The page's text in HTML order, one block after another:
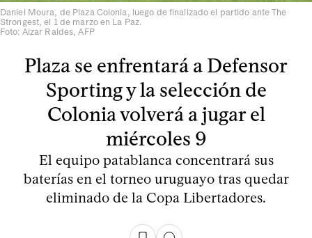
Daniel Moura, de Plaza Colonia, luego de finalizado el partido ante The
Strongest, el 1 de marzo en La Paz.
Foto: Aizar Raldes, AFP
Plaza se enfrentará a Defensor
Sporting y la selección de
Colonia volverá a jugar el
miércoles 9
El equipo patablanca concentrará sus
baterías en el torneo uruguayo tras quedar
eliminado de la Copa Libertadores.